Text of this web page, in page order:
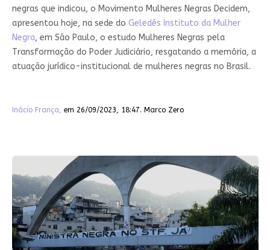
negras que indicou, o Movimento Mulheres Negras Decidem,
apresentou hoje, na sede do Geledés Instituto da Mulher
Negra, em São Paulo, o estudo Mulheres Negras pela
Transformação do Poder Judiciário, resgatando a memória, a
atuação jurídico-institucional de mulheres negras no Brasil.
Inácio França, em 26/09/2023, 18:47. Marco Zero